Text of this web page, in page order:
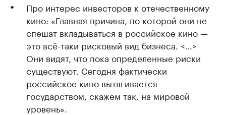
Про интерес инвесторов к отечественному
кино: «Главная причина, по которой они не
спешат вкладываться в российское кино —
это всё-таки рисковый вид бизнеса. <…>
Они видят, что пока определенные риски
существуют. Сегодня фактически
российское кино вытягивается
государством, скажем так, на мировой
уровень».